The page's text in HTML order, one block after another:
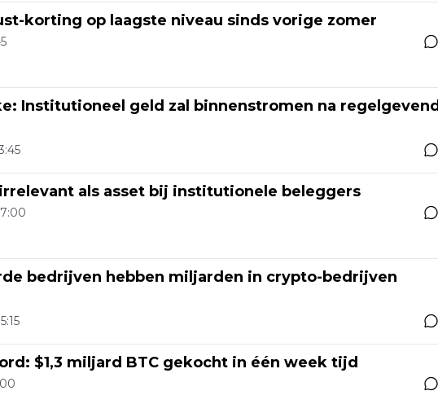
korting op laagste niveau sinds vorige zomer
Institutioneel geld zal binnenstromen na regelgevend
als asset bij institutionele beleggers
bedrijven hebben miljarden in crypto-bedrijven
$1,3 miljard BTC gekocht in één week tijd